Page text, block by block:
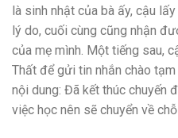
là sinh nhật của bà ấy, cậu
lý do, cuối cùng cũng nhận
của mẹ mình. Một tiếng sau,
Thất để gửi tin nhắn chào
nội dung: Đã kết thúc chuyến
việc học nên sẽ chuyển về